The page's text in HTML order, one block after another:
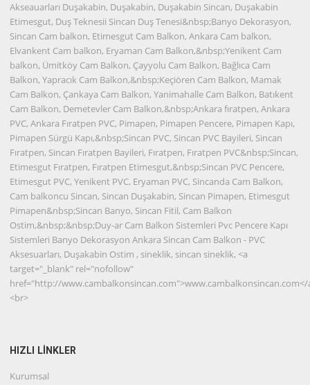
Akseauarları Duşakabin, Duşakabin, Duşakabin Sincan, Duşakabin
Etimesgut, Duş Teknesii Sincan Duş Tenesi&nbsp;Banyo Dekorasyon,
Sincan Cam balkon, Etimesgut Cam Balkon, Ankara Cam balkon,
Elvankent Cam balkon, Eryaman Cam Balkon,&nbsp;Yenikent Cam
balkon, Ümitköy Cam Balkon, Çayyolu Cam Balkon, Bağlıca Cam
Balkon, Yapracık Cam Balkon,&nbsp;Keçiören Cam Balkon, Mamak
Cam Balkon, Çankaya Cam Balkon, Yanimahalle Cam Balkon, Batıkent
Cam Balkon, Demetevler Cam Balkon,&nbsp;Ankara fıratpen, Ankara
PVC, Ankara Fıratpen PVC, Pimapen, Pimapen Pencere, Pimapen Kapı,
Pimapen Sürgü Kapı,&nbsp;Sincan PVC, Sincan PVC Bayileri, Sincan
Fıratpen, Sincan Fıratpen Bayileri, Fıratpen, Fıratpen PVC&nbsp;Sincan,
Etimesgut Fıratpen, Fıratpen Etimesgut,&nbsp;Sincan PVC Pencere,
Etimesgut PVC, Yenikent PVC, Eryaman PVC, Sincanda Cam Balkon,
Cam balkoncu Sincan, Sincan Duşakabin, Sincan Pimapen, Etimesgut
Pimapen&nbsp;Sincan Banyo, Sincan Fitil, Cam Balkon
Ostim,&nbsp;&nbsp;Duy-ar Cam Balkon Sistemleri Pvc Pencere Kapı
Sistemleri Banyo Dekorasyon Ankara Sincan Cam Balkon - PVC
Aksesuarları, Duşakabin Ostim , sineklik, sincan sineklik, <a
target="_blank" rel="nofollow"
href="http://www.cambalkonsincan.com">www.cambalkonsincan.com</
<br>
HIZLI LİNKLER
Kurumsal